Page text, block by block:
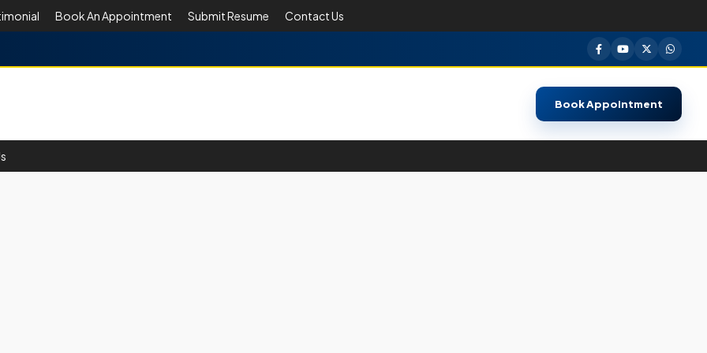
Book An Appointment Submit Resume Contact Us
Book Appointment